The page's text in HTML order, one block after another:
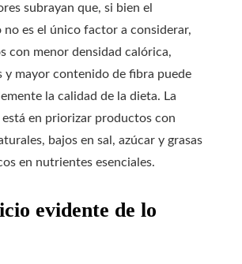
subrayan que, si bien el
no es el único factor a considerar,
con menor densidad calórica,
y mayor contenido de fibra puede
la calidad de la dieta. La
en priorizar productos con
bajos en sal, azúcar y grasas
en nutrientes esenciales.
evidente de lo